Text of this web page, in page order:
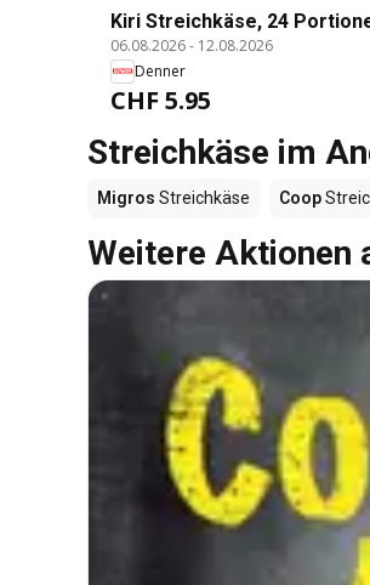
Kiri Streichkäse, 24
06.08.2026- 12.08.2026
Denner
CHF 5.95
Streichkäse im
Migros Streichkäse Coop
Weitere Aktionen